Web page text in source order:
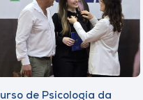
de Psicologia da